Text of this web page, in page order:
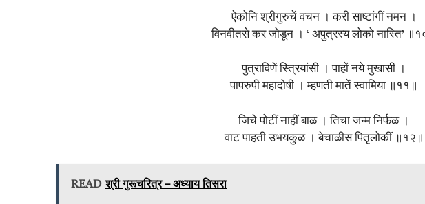
ऐकोनि श्रीगुरुचें वचन । करी साष्‍टांगीं नमन ।
विनवीतसे कर जोडून । ‘ अपुत्रस्य लोको नास्ति’
पुत्राविणें स्त्रियांसी । पाहों नये मुखासी ।
पापरुपी महादोषी । म्हणती मातें स्वामिया ॥११॥
जिचे पोटीं नाहीं बाळ । तिचा जन्म निर्फळ ।
वाट पाहती उभयकुळ । बेचाळीस पितृलोकीं ॥१२॥
READ श्री गुरूचरित्र – अध्याय तिसरा